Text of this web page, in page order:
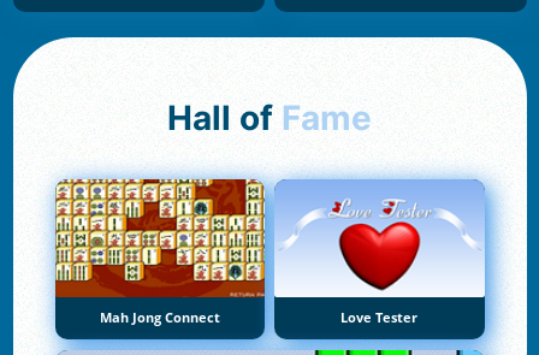
Hall of Fame
Mah Jong Connect Love Tester